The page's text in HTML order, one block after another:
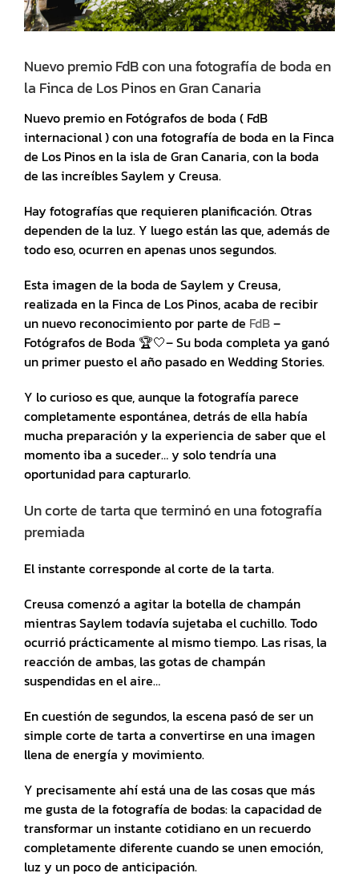
Nuevo premio FdB con una fotografía de boda en
la Finca de Los Pinos en Gran Canaria
Nuevo premio en Fotógrafos de boda ( FdB
internacional ) con una fotografía de boda en la Finca
de Los Pinos en la isla de Gran Canaria, con la boda
de las increíbles Saylem y Creusa.
Hay fotografías que requieren planificación. Otras
dependen de la luz. Y luego están las que, además de
todo eso, ocurren en apenas unos segundos.
Esta imagen de la boda de Saylem y Creusa,
realizada en la Finca de Los Pinos, acaba de recibir
un nuevo reconocimiento por parte de FdB–
Fotógrafos de Boda 🏆🤍– Su boda completa ya ganó
un primer puesto el año pasado en Wedding Stories.
Y lo curioso es que, aunque la fotografía parece
completamente espontánea, detrás de ella había
mucha preparación y la experiencia de saber que el
momento iba a suceder… y solo tendría una
oportunidad para capturarlo.
Un corte de tarta que terminó en una fotografía
premiada
El instante corresponde al corte de la tarta.
Creusa comenzó a agitar la botella de champán
mientras Saylem todavía sujetaba el cuchillo. Todo
ocurrió prácticamente al mismo tiempo. Las risas, la
reacción de ambas, las gotas de champán
suspendidas en el aire…
En cuestión de segundos, la escena pasó de ser un
simple corte de tarta a convertirse en una imagen
llena de energía y movimiento.
Y precisamente ahí está una de las cosas que más
me gusta de la fotografía de bodas: la capacidad de
transformar un instante cotidiano en un recuerdo
completamente diferente cuando se unen emoción,
luz y un poco de anticipación.